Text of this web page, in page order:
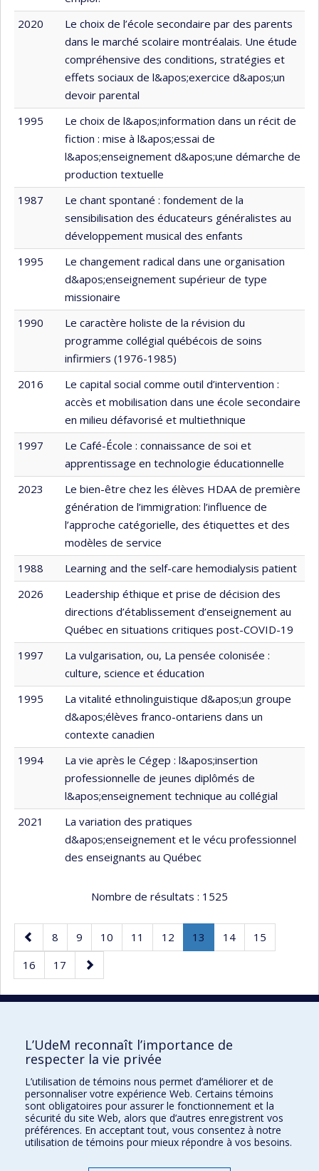
2020
Le choix de l’école secondaire par des parents
dans le marché scolaire montréalais. Une étude
compréhensive des conditions, stratégies et
effets sociaux de l&apos;exercice d&apos;un
devoir parental
1995
Le choix de l&apos;information dans un récit de
fiction : mise à l&apos;essai de
l&apos;enseignement d&apos;une démarche de
production textuelle
1987
Le chant spontané : fondement de la
sensibilisation des éducateurs généralistes au
développement musical des enfants
1995
Le changement radical dans une organisation
d&apos;enseignement supérieur de type
missionaire
1990
Le caractère holiste de la révision du
programme collégial québécois de soins
infirmiers (1976-1985)
2016
Le capital social comme outil d’intervention :
accès et mobilisation dans une école secondaire
en milieu défavorisé et multiethnique
1997
Le Café-École : connaissance de soi et
apprentissage en technologie éducationnelle
2023
Le bien-être chez les élèves HDAA de première
génération de l’immigration: l’influence de
l’approche catégorielle, des étiquettes et des
modèles de service
1988
Learning and the self-care hemodialysis patient
2026
Leadership éthique et prise de décision des
directions d’établissement d’enseignement au
Québec en situations critiques post-COVID-19
1997
La vulgarisation, ou, La pensée colonisée :
culture, science et éducation
1995
La vitalité ethnolinguistique d&apos;un groupe
d&apos;élèves franco-ontariens dans un
contexte canadien
1994
La vie après le Cégep : l&apos;insertion
professionnelle de jeunes diplômés de
l&apos;enseignement technique au collégial
2021
La variation des pratiques
d&apos;enseignement et le vécu professionnel
des enseignants au Québec
Nombre de résultats : 1525
Page
précédente
Page
8 Page
9 Page
10 Page
11 Page
12 Page
13
Page
Page
14 Page
15
Page
16 Page
17
Page
suivante
Faculté des sciences de l'éducation
Pavillon Marie-Victorin
90, avenue Vincent-d'Indy
Montréal (Québec) H2V 2S9
L’UdeM reconnaît l’importance de
respecter la vie privée
L’utilisation de témoins nous permet d’améliorer et de
personnaliser votre expérience Web. Certains témoins
sont obligatoires pour assurer le fonctionnement et la
sécurité du site Web, alors que d’autres enregistrent vos
préférences. En acceptant tout, vous consentez à notre
utilisation de témoins pour mieux répondre à vos besoins.